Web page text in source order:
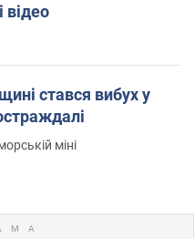
відео
стався вибух у
міні